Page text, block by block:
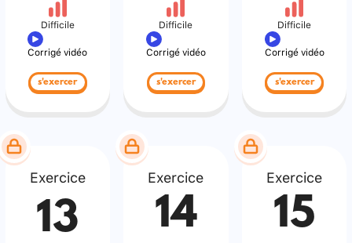
Difficile
Corrigé vidéo
s'exercer
Difficile
Corrigé vidéo
s'exercer
Difficile
Corrigé vidéo
s'exercer
Exercice
13
Exercice
14
Exercice
15